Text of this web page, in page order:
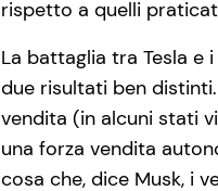
rispetto a quelli
La battaglia tra Tesla e
due risultati ben
vendita (in alcuni stati
una forza vendita
cosa che, dice Musk, i